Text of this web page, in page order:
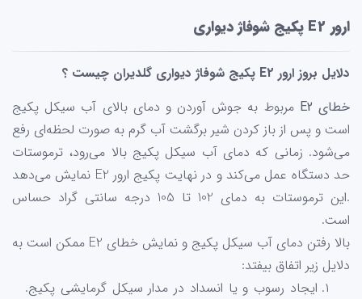
ارور E2 پکیج شوفاژ دیواری
دلایل بروز ارور E2 پکیج شوفاژ دیواری گلدیران چیست ؟
خطای E2
مربوط به جوش آوردن و دمای بالای آب سیکل پکیج
است و پس از باز کردن شیر برگشت آب گرم به صورت لحظه‌ای رفع
می‌شود. زمانی که دمای آب سیکل پکیج بالا می‌رود، ترموستات
حد دستگاه عمل می‌کند و در نهایت پکیج ارور E2 نمایش می‌دهد
.این ترموستات به دمای 102 تا 105 درجه سانتی گراد حساس
است.
بالا رفتن دمای آب سیکل پکیج و نمایش خطای E2 ممکن است به
دلایل زیر اتفاق بیفتد:
ایجاد رسوب و یا انسداد در مدار سیکل گرمایشی پکیج.